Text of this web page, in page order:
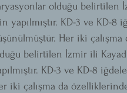
olduğu belirtilen
yapılmıştır. KD-3 ve KD-8
Her iki
belirtilen İzmir ili
KD-3 ve KD-8
iki çalışma da